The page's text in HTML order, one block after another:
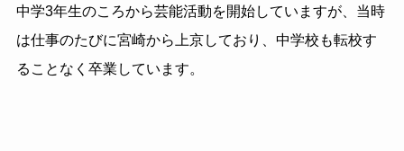
中学3年生のころから芸能活動を開始していますが、当時
は仕事のたびに宮崎から上京しており、中学校も転校す
ることなく卒業しています。